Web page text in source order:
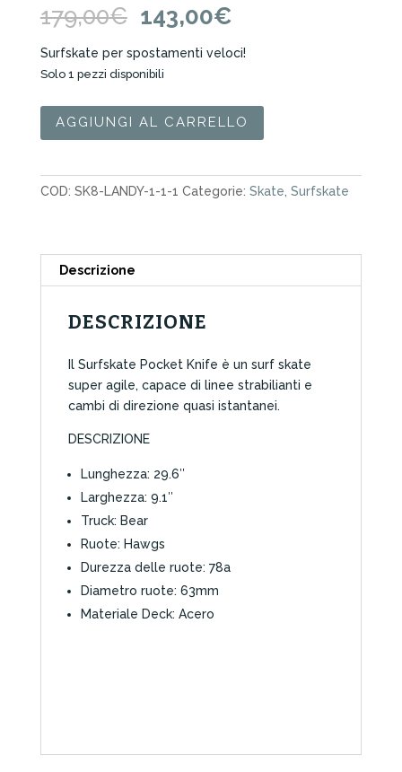
179,00€ Il
prezzo
originale
era:
143,00€
attuale
Surfskate per spostamenti veloci!
Solo 1 pezzi disponibili
Surfskate
Landyachtz
Knife
29.6"
AGGIUNGI AL CARRELLO
COD: SK8-LANDY-1-1-1 Categorie: Skate Surfskate
Descrizione
DESCRIZIONE
Il Surfskate Pocket Knife è un surf skate
super agile, capace di linee strabilianti e
cambi di direzione quasi istantanei.
DESCRIZIONE
Lunghezza: 29.6″
Larghezza: 9.1″
Truck: Bear
Ruote: Hawgs
Durezza delle ruote: 78a
Diametro ruote: 63mm
Materiale Deck: Acero